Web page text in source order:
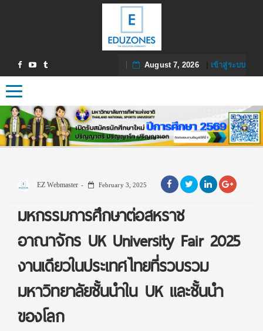
August 7, 2026| เข้าสู่ระบบ
Toggle navigation
EZ Webmaster February 3, 2025
มหกรรมการศึกษาต่อสหราช
อาณาจักร UK University Fair 2025
งานเดียวในประเทศไทยที่รวบรวม
มหาวิทยาลัยชั้นนำใน UK และชั้นนำ
ของโลก